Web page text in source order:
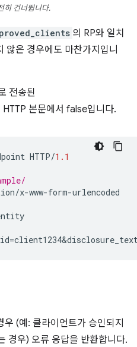
히 건너뜁니다.
의 RP와 일치
않은 경우에도 마찬가지입니
전송된
HTTP 본문에서 false입니다.
HTTP/1.1
/x-www-form-urlencoded
=
(예: 클라이언트가 승인되지
경우) 오류 응답을 반환합니다.